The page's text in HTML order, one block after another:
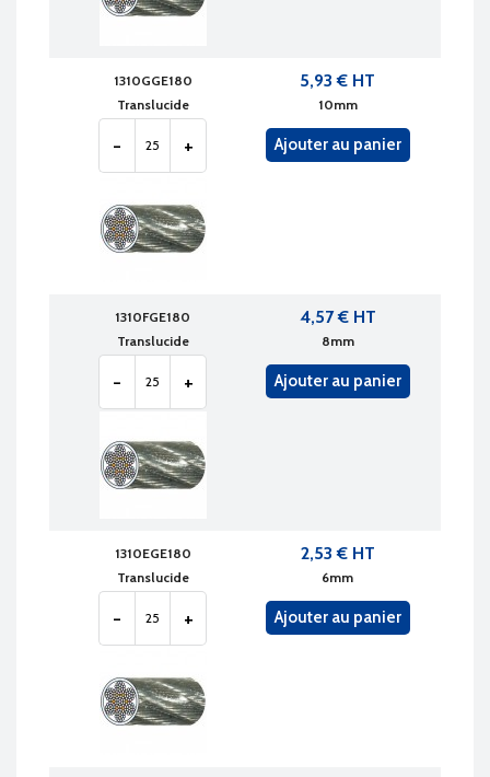
1310GGE180
Translucide
10mm
5,93 € HT
- + Ajouter au panier
1310FGE180
Translucide
8mm
4,57 € HT
- + Ajouter au panier
1310EGE180
Translucide
6mm
2,53 € HT
- + Ajouter au panier